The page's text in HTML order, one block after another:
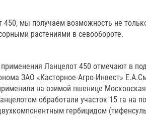
мы получаем возможность не
растениями в севообороте.
Ланцелот 450 отмечают в
ЗАО «Касторное-Агро-Инвест»
на озимой пшенице
обработали участок 15 га на
гербицидом